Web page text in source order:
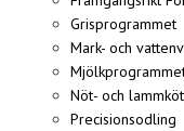
Grisprogrammet
Mark- och
Nöt- och
Precisionsodling